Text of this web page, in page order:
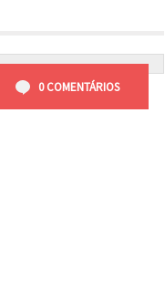
0 COMENTÁRIOS